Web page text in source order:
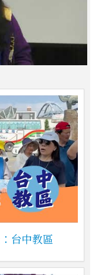
台中教區